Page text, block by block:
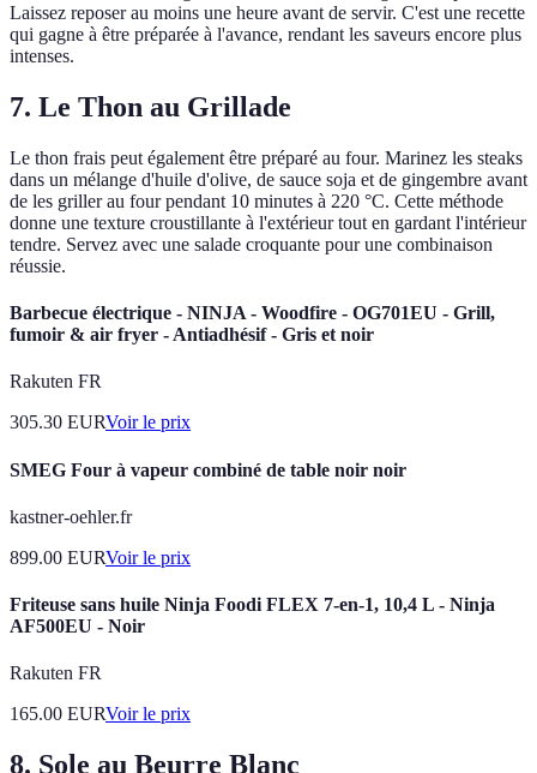
Laissez reposer au moins une heure avant de servir. C'est une recette
qui gagne à être préparée à l'avance, rendant les saveurs encore plus
intenses.
7. Le Thon au Grillade
Le thon frais peut également être préparé au four. Marinez les steaks
dans un mélange d'huile d'olive, de sauce soja et de gingembre avant
de les griller au four pendant 10 minutes à 220 °C. Cette méthode
donne une texture croustillante à l'extérieur tout en gardant l'intérieur
tendre. Servez avec une salade croquante pour une combinaison
réussie.
Barbecue électrique - NINJA - Woodfire - OG701EU - Grill,
fumoir & air fryer - Antiadhésif - Gris et noir
Rakuten FR
305.30 EURVoir le prix
SMEG Four à vapeur combiné de table noir noir
kastner-oehler.fr
899.00 EURVoir le prix
Friteuse sans huile Ninja Foodi FLEX 7-en-1, 10,4 L - Ninja
AF500EU - Noir
Rakuten FR
165.00 EURVoir le prix
8. Sole au Beurre Blanc